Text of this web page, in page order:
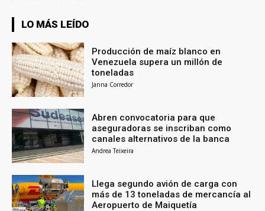
LO MÁS LEÍDO
Producción de maíz blanco en
Venezuela supera un millón de
toneladas
Janna Corredor
Abren convocatoria para que
aseguradoras se inscriban como
canales alternativos de la banca
Andrea Teixeira
Llega segundo avión de carga con
más de 13 toneladas de mercancía al
Aeropuerto de Maiquetía